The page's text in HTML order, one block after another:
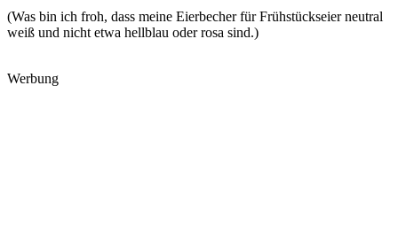
(Was bin ich froh, dass meine Eierbecher für Frühstückseier neutral
weiß und nicht etwa hellblau oder rosa sind.)
Werbung